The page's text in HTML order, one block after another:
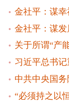
金社平：谋
金社平：谋
关于所谓“产
习近平总书
中共中央国
“必须持之以